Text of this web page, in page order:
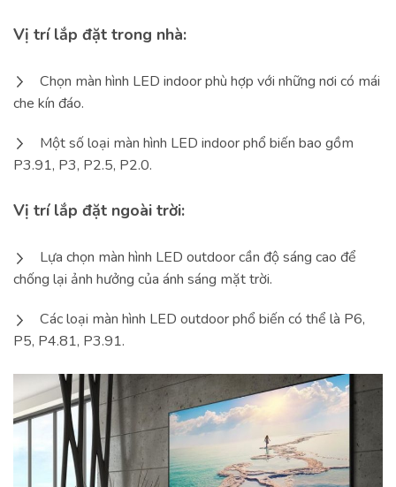
Vị trí lắp đặt trong nhà:
Chọn màn hình LED indoor phù hợp với những nơi có mái
che kín đáo.
Một số loại màn hình LED indoor phổ biến bao gồm
P3.91, P3, P2.5, P2.0.
Vị trí lắp đặt ngoài trời:
Lựa chọn màn hình LED outdoor cần độ sáng cao để
chống lại ảnh hưởng của ánh sáng mặt trời.
Các loại màn hình LED outdoor phổ biến có thể là P6,
P5, P4.81, P3.91.